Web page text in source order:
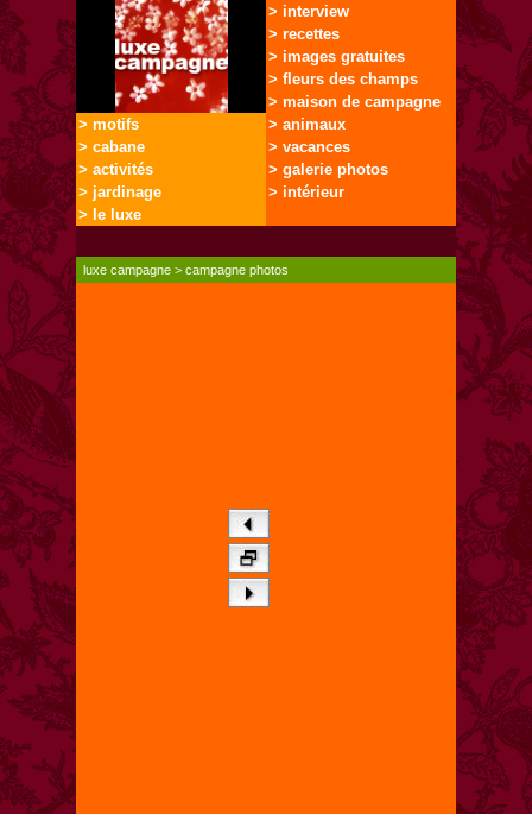
> interview
> recettes
> images gratuites
> fleurs des champs
> maison de campagne
> motifs
> cabane
> activités
> jardinage
> le luxe
> animaux
> vacances
> galerie photos
> intérieur
luxe campagne >campagne photos